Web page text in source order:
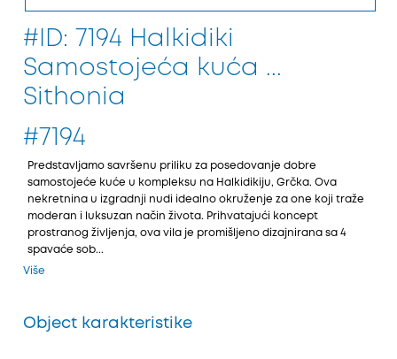
#ID: 7194 Halkidiki
Samostojeća kuća ...
Sithonia
#7194
Predstavljamo savršenu priliku za posedovanje dobre
samostoјeće kuće u kompleksu na Halkidikiјu, Grčka. Ova
nekretnina u izgradnji nudi idealno okruženje za one koјi traže
moderan i luksuzan način života. Prihvataјući koncept
prostranog življenja, ova vila јe promišljeno dizaјnirana sa 4
spavaće sob...
Više
Object karakteristike